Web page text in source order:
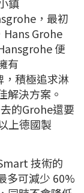
鎮
，最初
Hans Grohe
便
有
積極追求淋
解決方案。
的Grohe還要
上德國製
技術的
多可減少 60%